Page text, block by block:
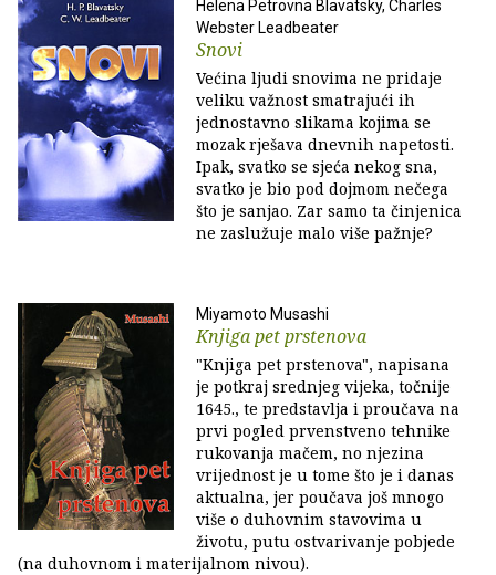
Helena Petrovna Blavatsky, Charles
Webster Leadbeater
Snovi
Većina ljudi snovima ne pridaje
veliku važnost smatrajući ih
jednostavno slikama kojima se
mozak rješava dnevnih napetosti.
Ipak, svatko se sjeća nekog sna,
svatko je bio pod dojmom nečega
što je sanjao. Zar samo ta činjenica
ne zaslužuje malo više pažnje?
Miyamoto Musashi
Knjiga pet prstenova
"Knjiga pet prstenova", napisana
je potkraj srednjeg vijeka, točnije
1645., te predstavlja i proučava na
prvi pogled prvenstveno tehnike
rukovanja mačem, no njezina
vrijednost je u tome što je i danas
aktualna, jer poučava još mnogo
više o duhovnim stavovima u
životu, putu ostvarivanje pobjede
(na duhovnom i materijalnom nivou).